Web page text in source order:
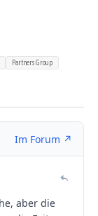
Partners Group